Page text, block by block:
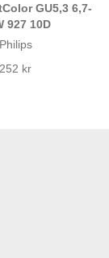
GU5,3 6,7-
927 10D
Philips
252 kr